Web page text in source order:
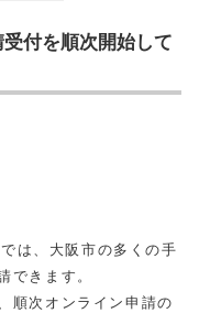
付を順次開始して
では、大阪市の多くの手
できます。
順次オンライン申請の